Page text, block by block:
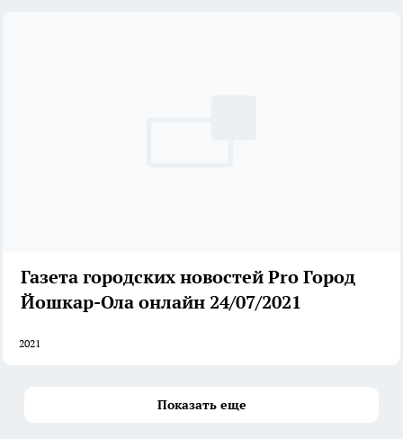
Газета городских новостей Pro Город
Йошкар-Ола онлайн 24/07/2021
2021
Показать еще